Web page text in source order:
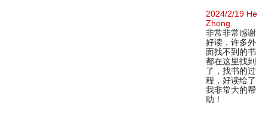
2024/2/19 He
Zhong
非常非常感谢
好读，许多外
面找不到的书
都在这里找到
了，找书的过
程，好读给了
我非常大的帮
助！